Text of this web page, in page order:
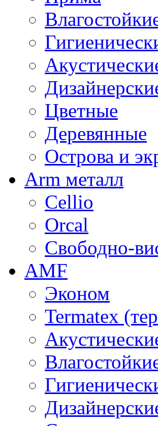
Цветные
Деревянные
Острова и
Arm металл
Cellio
Orcal
Свободно-
AMF
Эконом
Termatex